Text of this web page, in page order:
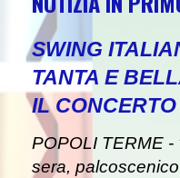
SWING
TANTA E
IL
POPOLI TERME
sera,